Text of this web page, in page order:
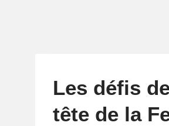
Les défis
tête de la